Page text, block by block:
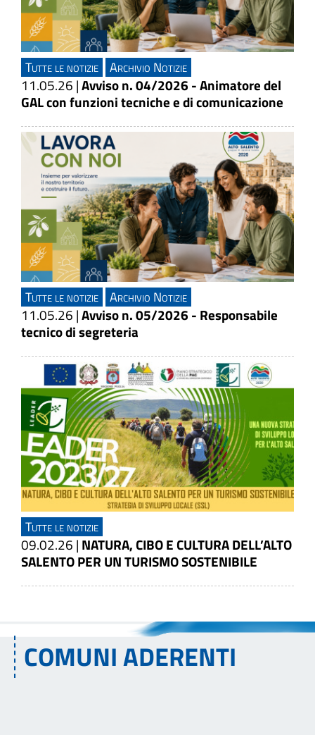
Tutte le notizie Archivio Notizie
11.05.26 |Avviso n. 04/2026 - Animatore del
GAL con funzioni tecniche e di comunicazione
Tutte le notizie Archivio Notizie
11.05.26 |Avviso n. 05/2026 - Responsabile
tecnico di segreteria
Tutte le notizie
09.02.26 | NATURA, CIBO E CULTURA DELL’ALTO
SALENTO PER UN TURISMO SOSTENIBILE
COMUNI ADERENTI